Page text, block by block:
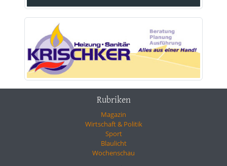
Rubriken
Magazin
Wirtschaft & Politik
Sport
Blaulicht
Wochenschau